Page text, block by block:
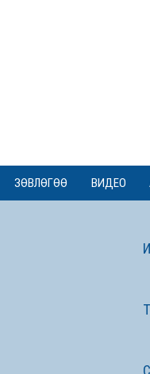
ЗӨВЛӨГӨӨ ВИДЕО